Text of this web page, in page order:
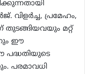
വിളര്‍ച്ച, പ്രമേഹം,
തുടങ്ങിയവയും മറ്റ്
ഈ
പദ്ധതിയുടെ
പരമാവധി